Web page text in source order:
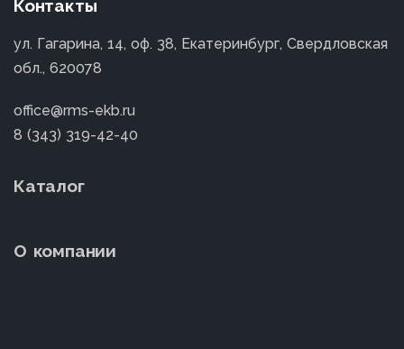
Контакты
ул. Гагарина, 14, оф. 38, Екатеринбург, Свердловская
обл., 620078
office@rms-ekb.ru
8 (343) 319-42-40
Каталог
О компании